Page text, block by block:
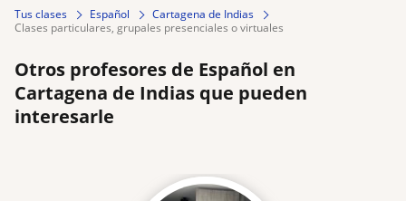
Tus clases Español
Cartagena de Indias
clases particulares, grupales presenciales o virtuales
Otros profesores de Español en
Cartagena de Indias que pueden
interesarle